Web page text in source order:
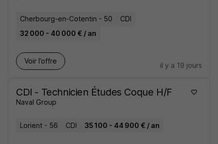
Cherbourg-en-Cotentin - 50
CDI
32 000 - 40 000 € / an
Voir l’offre
il y a 19 jours
CDI - Technicien Études Coque H/F
Naval Group
Lorient - 56 CDI 35 100 - 44 900 € / an